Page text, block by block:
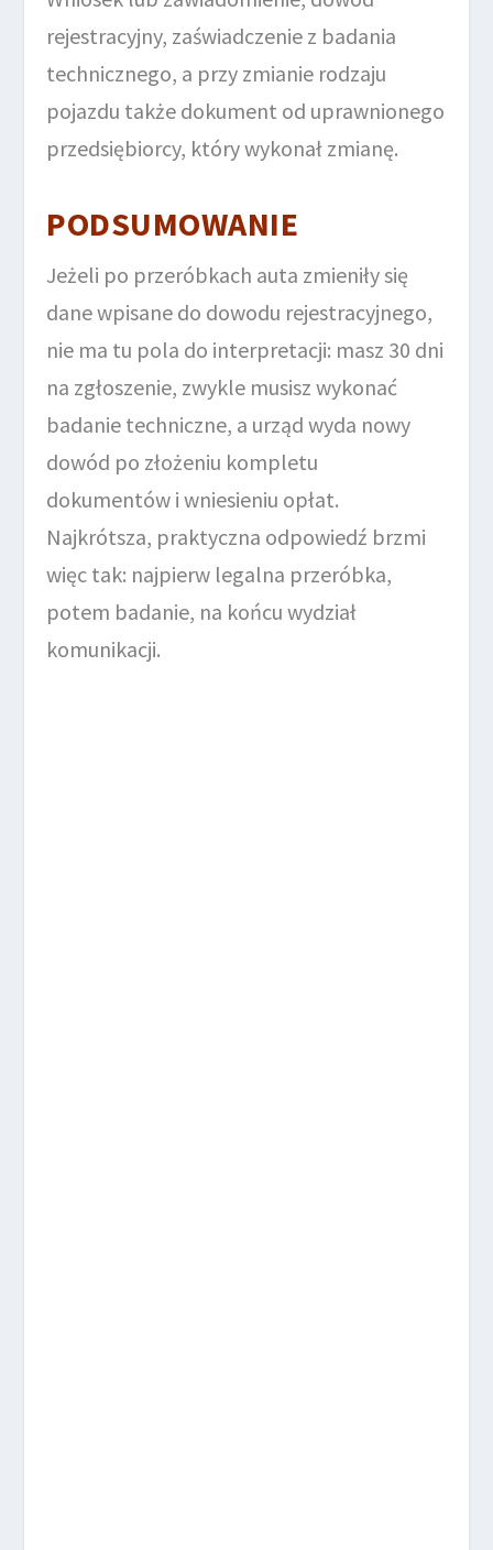
rejestracyjny, zaświadczenie z badania
technicznego, a przy zmianie rodzaju
pojazdu także dokument od uprawnionego
przedsiębiorcy, który wykonał zmianę.
PODSUMOWANIE
Jeżeli po przeróbkach auta zmieniły się
dane wpisane do dowodu rejestracyjnego,
nie ma tu pola do interpretacji: masz 30 dni
na zgłoszenie, zwykle musisz wykonać
badanie techniczne, a urząd wyda nowy
dowód po złożeniu kompletu
dokumentów i wniesieniu opłat.
Najkrótsza, praktyczna odpowiedź brzmi
więc tak: najpierw legalna przeróbka,
potem badanie, na końcu wydział
komunikacji.